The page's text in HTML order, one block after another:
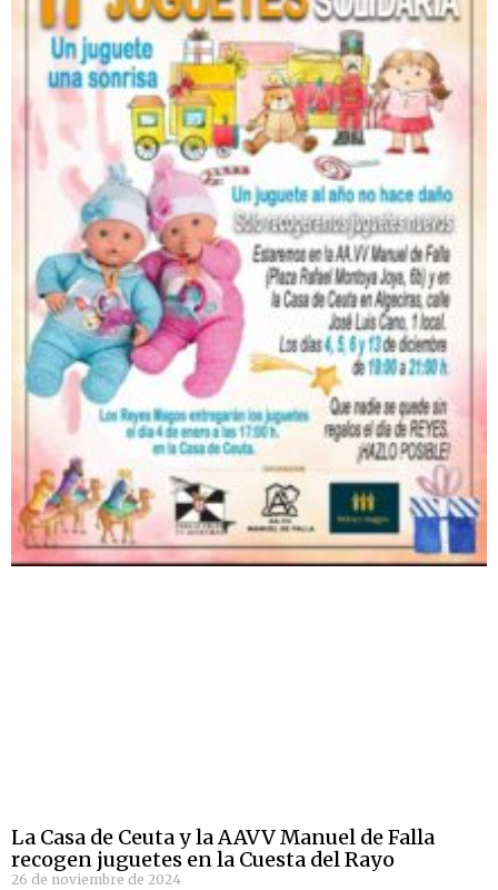
La Casa de Ceuta y la AAVV Manuel de Falla
recogen juguetes en la Cuesta del Rayo
26 de noviembre de 2024